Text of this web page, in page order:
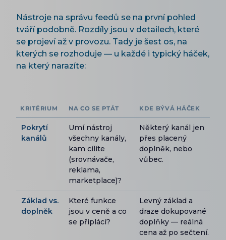
Nástroje na správu feedů se na první pohled
tváří podobně. Rozdíly jsou v detailech, které
se projeví až v provozu. Tady je šest os, na
kterých se rozhoduje — u každé i typický háček,
na který narazíte:
KRITÉRIUM NA CO SE PTÁT KDE BÝVÁ HÁČEK
Pokrytí
kanálů
Umí nástroj
všechny kanály,
kam cílíte
(srovnávače,
reklama,
marketplace)?
Některý kanál jen
přes placený
doplněk, nebo
vůbec.
Základ vs.
doplněk
Které funkce
jsou v ceně a co
se připlácí?
Levný základ a
draze dokupované
doplňky — reálná
cena až po sečtení.